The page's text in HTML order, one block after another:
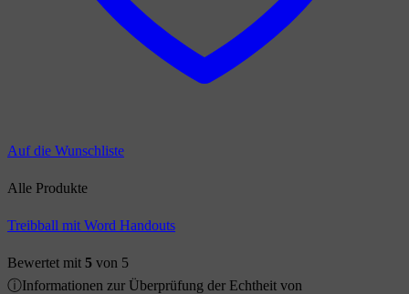
Auf die Wunschliste
Alle Produkte
Treibball mit Word Handouts
Bewertet mit 5 von 5
ⓘInformationen zur Überprüfung der Echtheit von